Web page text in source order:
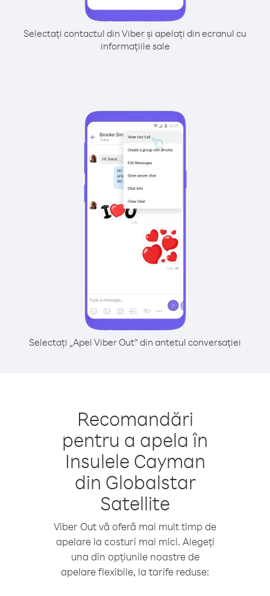
Selectați contactul din Viber și apelați din ecranul cu
informațiile sale
Selectați „Apel Viber Out” din antetul conversației
Recomandări
pentru a apela în
Insulele Cayman
din Globalstar
Satellite
Viber Out vă oferă mai mult timp de
apelare la costuri mai mici. Alegeți
una din opțiunile noastre de
apelare flexibile, la tarife reduse: